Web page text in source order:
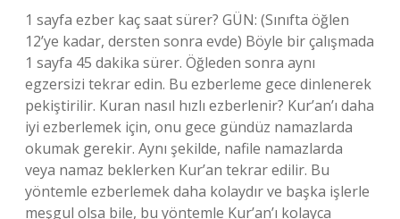
1 sayfa ezber kaç saat sürer? GÜN: (Sınıfta öğlen
12’ye kadar, dersten sonra evde) Böyle bir çalışmada
1 sayfa 45 dakika sürer. Öğleden sonra aynı
egzersizi tekrar edin. Bu ezberleme gece dinlenerek
pekiştirilir. Kuran nasıl hızlı ezberlenir? Kur’an’ı daha
iyi ezberlemek için, onu gece gündüz namazlarda
okumak gerekir. Aynı şekilde, nafile namazlarda
veya namaz beklerken Kur’an tekrar edilir. Bu
yöntemle ezberlemek daha kolaydır ve başka işlerle
meşgul olsa bile, bu yöntemle Kur’an’ı kolayca